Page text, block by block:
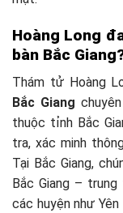
Hoàng Long
bàn Bắc
Thám tử Hoàng
Bắc Giang
thuộc tỉnh Bắc
tra, xác minh
Tại Bắc Giang,
Bắc Giang –
các huyện như Yên